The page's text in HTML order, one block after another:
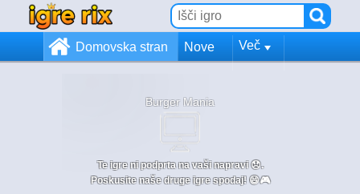
Domovska stran Nove Več
Burger Mania
Te igre ni podprta na vaši napravi 😞.
Poskusite naše druge igre spodaj! 😄🎮